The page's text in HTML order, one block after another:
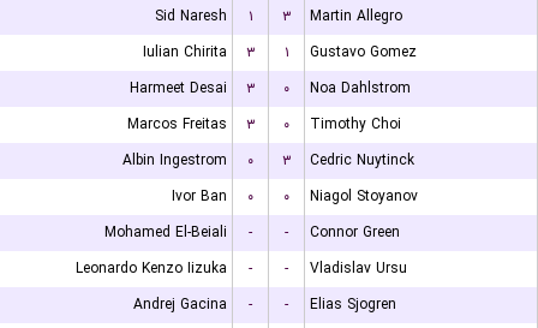
Sid Naresh
۱ ۳
Martin Allegro
Iulian Chirita
۳ ۱
Gustavo Gomez
Harmeet Desai
۳ ۰
Noa Dahlstrom
Marcos Freitas
۳ ۰
Timothy Choi
Albin Ingestrom
۰ ۳
Cedric Nuytinck
Ivor Ban
۰ ۰
Niagol Stoyanov
Mohamed El-Beiali
- -
Connor Green
Leonardo Kenzo Iizuka
- -
Vladislav Ursu
Andrej Gacina
- -
Elias Sjogren